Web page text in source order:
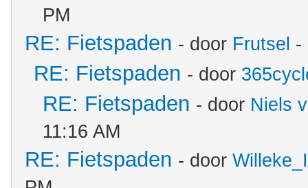
PM
RE: Fietspaden - door Frutsel -
RE: Fietspaden - door
RE: Fietspaden - door Niels
11:16 AM
RE: Fietspaden - door